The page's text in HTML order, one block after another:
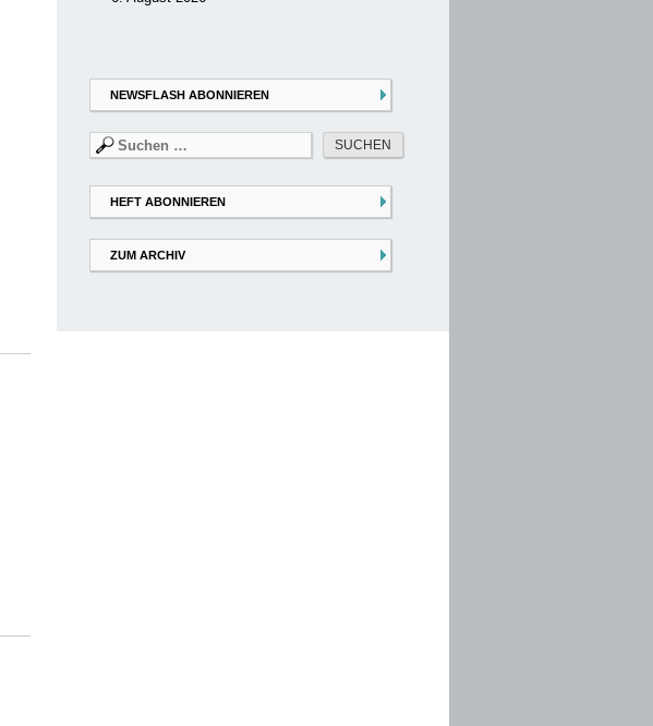
NEWSFLASH ABONNIEREN
Suchen
nach:
HEFT ABONNIEREN
ZUM ARCHIV